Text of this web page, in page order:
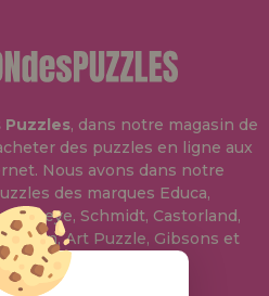
Puzzles, dans notre magasin de
des puzzles en ligne aux
Nous avons dans notre
des marques Educa,
Heye, Schmidt, Castorland,
Art Puzzle, Gibsons et
d'autres.